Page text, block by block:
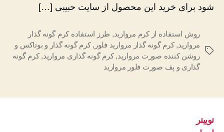
شود برای خرید این محصول از سایت حبیبی […]
برچسب‌ها
روش استفاده از کرم مروارید, طرز استفاده کرم گونه گذار
مروارید,کرم گونه گذار مروارید فلور ,کرم گونه گذار و بوتاکس و
روشن کننده صورت مروارید,کرم گونه گذاری مروارید,کرم گونه
گذاری و پف صورت فلور مروارید
توییتر